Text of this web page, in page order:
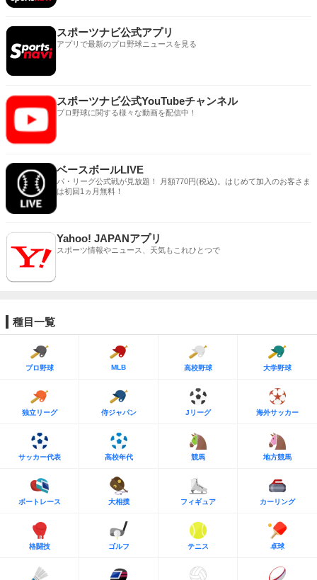
スポーツナビ公式アプリ
アプリで最新のプロ野球ニュースを見る
スポーツナビ公式YouTubeチャンネル
プロ野球に関する様々な動画を配信中！
ベースボールLIVE
パ・リーグ公式戦が見放題！ 月額770円(税込)。はじめて加入のお客さま
は初回1ヵ月無料！
Yahoo! JAPANアプリ
スポーツ情報やニュース、天気もこれひとつで
種目一覧
プロ野球 MLB 高校野球 大学野球
独立リーグ 侍ジャパン Jリーグ 海外サッカー
サッカー代表 高校年代 競馬 地方競馬
ボートレース 大相撲 フィギュア カーリング
格闘技 ゴルフ テニス 卓球